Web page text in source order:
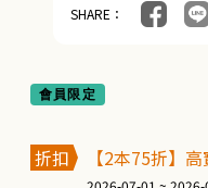
SHARE：
會員限定
折扣 【2本75折】